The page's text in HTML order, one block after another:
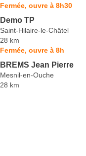
Fermée, ouvre à 8h30
Demo TP
Saint-Hilaire-le-Châtel
28 km
Fermée, ouvre à 8h
BREMS Jean Pierre
Mesnil-en-Ouche
28 km